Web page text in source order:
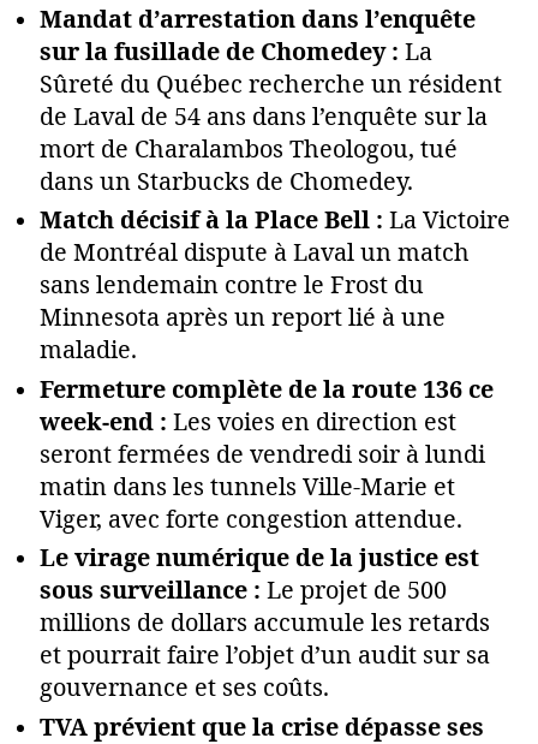
Mandat d’arrestation dans l’enquête
sur la fusillade de Chomedey : La
Sûreté du Québec recherche un résident
de Laval de 54 ans dans l’enquête sur la
mort de Charalambos Theologou, tué
dans un Starbucks de Chomedey.
Match décisif à la Place Bell : La Victoire
de Montréal dispute à Laval un match
sans lendemain contre le Frost du
Minnesota après un report lié à une
maladie.
Fermeture complète de la route 136 ce
week-end : Les voies en direction est
seront fermées de vendredi soir à lundi
matin dans les tunnels Ville-Marie et
Viger, avec forte congestion attendue.
Le virage numérique de la justice est
sous surveillance : Le projet de 500
millions de dollars accumule les retards
et pourrait faire l’objet d’un audit sur sa
gouvernance et ses coûts.
TVA prévient que la crise dépasse ses